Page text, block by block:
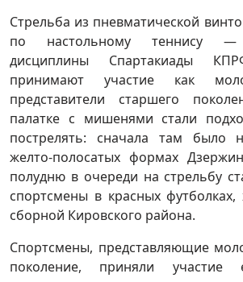
Стрельба из пневматической
по настольному теннису —
дисциплины Спартакиады
принимают участие как
представители старшего
палатке с мишенями стали
пострелять: сначала там было
желто-полосатых формах
полудню в очереди на стрельбу
спортсмены в красных футболках,
сборной Кировского района.
Спортсмены, представляющие
поколение, приняли